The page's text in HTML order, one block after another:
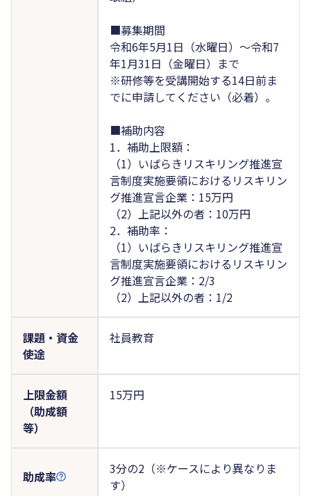
■募集期間
令和6年5月1日（水曜日）～令和7
年1月31日（金曜日）まで
※研修等を受講開始する14日前ま
でに申請してください（必着）。
■補助内容
1．補助上限額：
（1）いばらきリスキリング推進宣
言制度実施要領におけるリスキリン
グ推進宣言企業：15万円
（2）上記以外の者：10万円
2．補助率：
（1）いばらきリスキリング推進宣
言制度実施要領におけるリスキリン
グ推進宣言企業：2/3
（2）上記以外の者：1/2
課題・資金
使途
社員教育
上限金額
（助成額
等）
15万円
助成率
3分の2（※ケースにより異なりま
す）